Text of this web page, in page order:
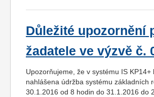
Důležité upozornění
žadatele ve výzvě č.
Upozorňujeme, že v systému IS KP14+
nahlášena údržba systému základních
30.1.2016 od 8 hodin do 31.1.2016 do